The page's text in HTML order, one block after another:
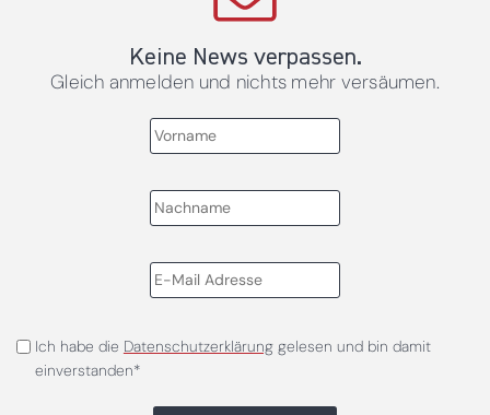
Keine News verpassen.
Gleich anmelden und nichts mehr versäumen.
Ich habe die Datenschutzerklärunggelesen und bin damit
einverstanden*